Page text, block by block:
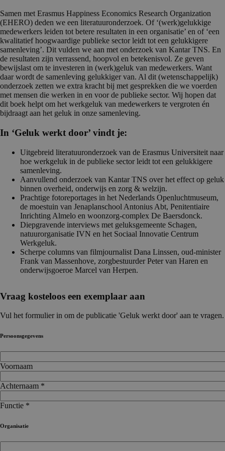
Samen met Erasmus Happiness Economics Research Organization
(EHERO) deden we een literatuuronderzoek. Of ‘(werk)gelukkige
medewerkers leiden tot betere resultaten in een organisatie’ en of ‘een
kwalitatief hoogwaardige publieke sector leidt tot een gelukkigere
samenleving’. Dit vulden we aan met onderzoek van Kantar TNS. En
de resultaten zijn verrassend, hoopvol en betekenisvol. Ze geven
bewijslast om te investeren in (werk)geluk van medewerkers. Want
daar wordt de samenleving gelukkiger van. Al dit (wetenschappelijk)
onderzoek zetten we extra kracht bij met gesprekken die we voerden
met mensen die werken in en voor de publieke sector. Wij hopen dat
dit boek helpt om het werkgeluk van medewerkers te vergroten én
bijdraagt aan het geluk in onze samenleving.
In ‘Geluk werkt door’ vindt je:
Uitgebreid literatuuronderzoek van de Erasmus Universiteit naar
hoe werkgeluk in de publieke sector leidt tot een gelukkigere
samenleving.
Aanvullend onderzoek van Kantar TNS over het effect op geluk
binnen overheid, onderwijs en zorg & welzijn.
Prachtige fotoreportages in het Nederlands Openluchtmuseum,
de moestuin van Jenaplanschool Antonius Abt, Penitentiaire
Inrichting Almelo en woonzorg-complex De Baersdonck.
Diepgravende interviews met geluksgemeente Schagen,
natuurorganisatie IVN en het Sociaal Innovatie Centrum
Werkgeluk.
Scherpe columns van filmjournalist Dana Linssen, oud-minister
Frank van Massenhove, zorgbestuurder Peter van Haren en
onderwijsgoeroe Marcel van Herpen.
Contactformulier
Vraag kosteloos een exemplaar aan
Vul het formulier in om de publicatie 'Geluk werkt door' aan te vragen.
Persoonsgegevens
Voornaam
Achternaam *
Functie *
Organisatie